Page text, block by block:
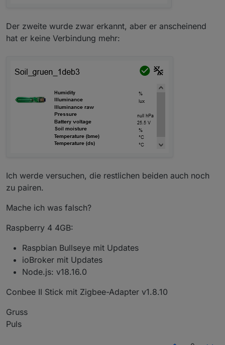
Der zweite wurde zwar erkannt, aber er anscheinend
hat er keine Verbindung mehr:
Ich werde versuchen, die restlichen beiden auch noch
zu pairen.
Mache ich was falsch?
Raspberry 4 4GB:
Raspbian Bullseye mit Updates
ioBroker mit Updates
Node.js: v18.16.0
Conbee II Stick mit Zigbee-Adapter v1.8.10
Gruss
Puls